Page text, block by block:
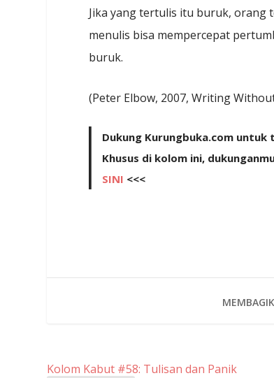
Jika yang tertulis itu buruk, orang
menulis bisa mempercepat
buruk.
(Peter Elbow, 2007, Writing
Dukung Kurungbuka.com
Khusus di kolom ini,
SINI <<<
Kolom Kabut #58: Tulisan dan Panik